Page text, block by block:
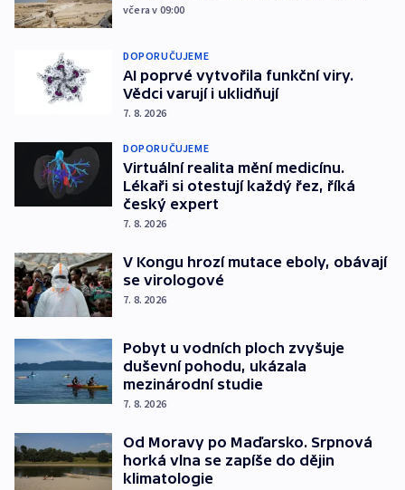
včera v 09:00
DOPORUČUJEME
AI poprvé vytvořila funkční viry.
Vědci varují i uklidňují
7. 8. 2026
DOPORUČUJEME
Virtuální realita mění medicínu.
Lékaři si otestují každý řez, říká
český expert
7. 8. 2026
V Kongu hrozí mutace eboly, obávají
se virologové
7. 8. 2026
Pobyt u vodních ploch zvyšuje
duševní pohodu, ukázala
mezinárodní studie
7. 8. 2026
Od Moravy po Maďarsko. Srpnová
horká vlna se zapíše do dějin
klimatologie